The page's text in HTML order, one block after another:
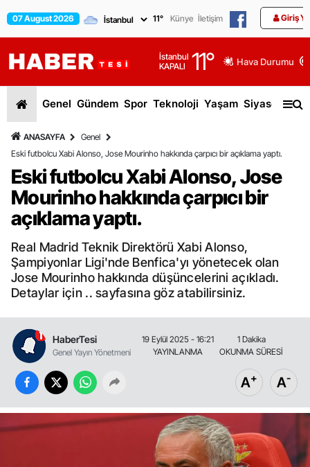
07 August 2026 11° Künye İletişim Giriş
İstanbul
KAPALI
11° Hava Durumu
Genel Gündem Spor Teknoloji Yaşam Siyaset
ANASAYFA
Genel
Eski futbolcu Xabi Alonso, Jose Mourinho hakkında çarpıcı bir açıklama yaptı.
Eski futbolcu Xabi Alonso, Jose
Mourinho hakkında çarpıcı bir
açıklama yaptı.
Real Madrid Teknik Direktörü Xabi Alonso,
Şampiyonlar Ligi'nde Benfica'yı yönetecek olan
Jose Mourinho hakkında düşüncelerini açıkladı.
Detaylar için .. sayfasına göz atabilirsiniz.
HaberTesi
Genel Yayın Yönetmeni
19 Eylül 2025 - 16:21
YAYINLANMA
1 Dakika
OKUNMA SÜRESİ
A+ A-